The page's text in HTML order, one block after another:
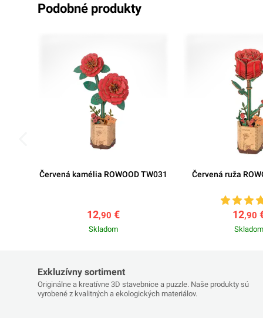
podobné produkty
Červená kamélia ROWOOD TW031
12,90 €
Skladom
Červená ruža
12,90
Skladom
Exkluzívny sortiment
Originálne a kreatívne 3D stavebnice a puzzle. Naše produkty sú
vyrobené z kvalitných a ekologických materiálov.